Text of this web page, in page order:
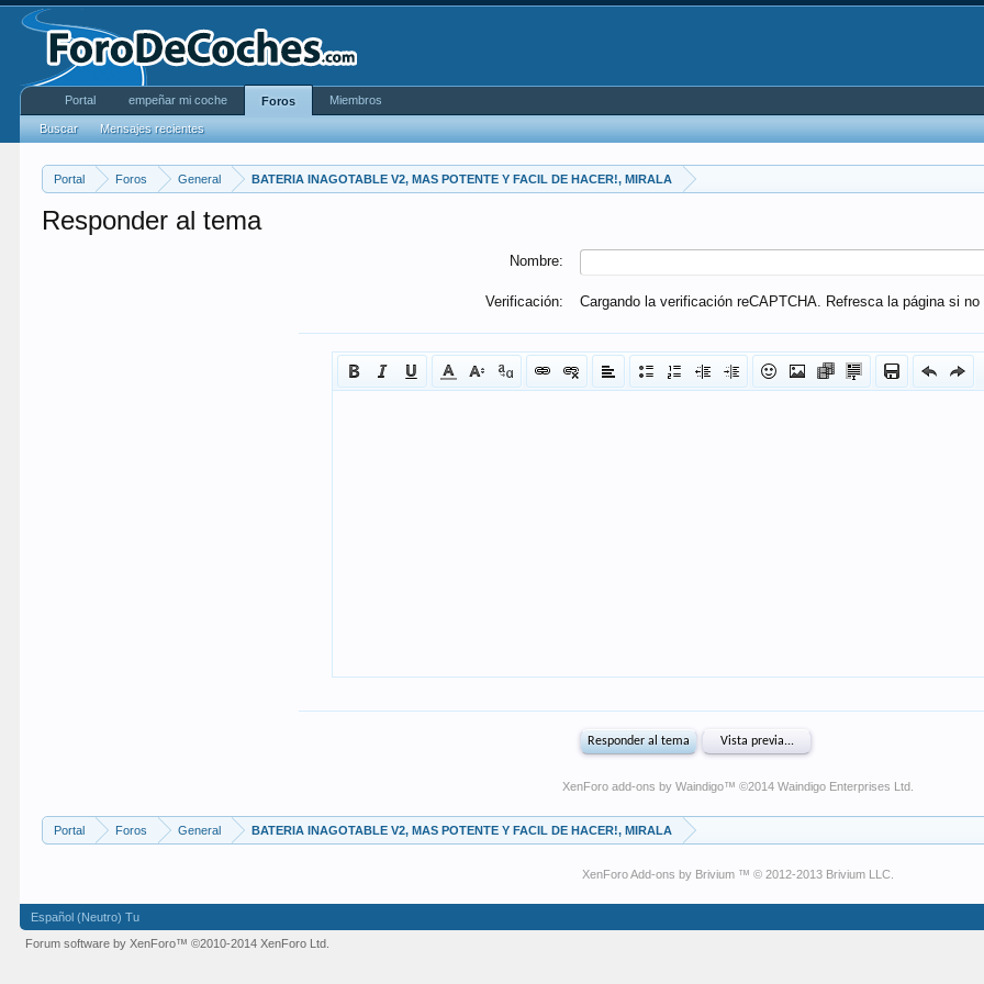
Portal Foros General BATERIA INAGOTABLE V2, MAS POTENTE Y FACIL DE HACER!, MIRALA
Responder al tema
Nombre:
Verificación: Cargando la verificación reCAPTCHA. Refresca la página si no
XenForo add-ons by Waindigo™ ©2014 Waindigo Enterprises Ltd
Portal Foros General BATERIA INAGOTABLE V2, MAS POTENTE Y FACIL DE HACER!, MIRALA
XenForo Add-ons by Brivium ™ © 2012-2013 Brivium LLC.
Portal empeñar mi coche Foros
Buscar Mensajes recientes
Miembros
Español (Neutro) Tu
Forum software by XenForo™©2010-2014 XenForo Ltd.